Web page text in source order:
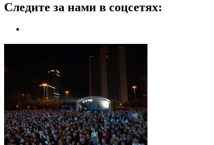
Следите за нами в соцсетях: